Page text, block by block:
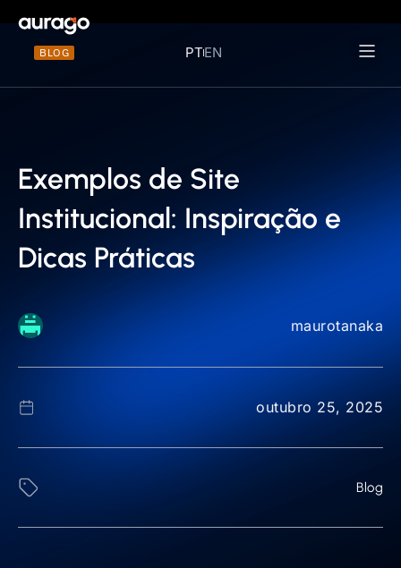
BLOG PTEN
Exemplos de Site
Institucional: Inspiração e
Dicas Práticas
maurotanaka
outubro 25, 2025
Blog